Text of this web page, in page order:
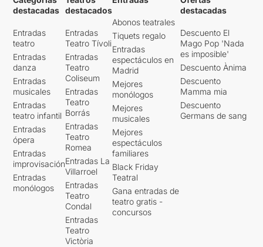
destacadas
Entradas
teatro
Entradas
danza
Entradas
musicales
Entradas
teatro infantil
Entradas
ópera
Entradas
improvisación
Entradas
monólogos
destacados
Entradas
Teatro Tívoli
Entradas
Teatro
Coliseum
Entradas
Teatro
Borrás
Entradas
Teatro
Romea
Entradas La
Villarroel
Entradas
Teatro
Condal
Entradas
Teatro
Victòria
Abonos teatrales
Tiquets regalo
Entradas
espectáculos en
Madrid
Mejores
monólogos
Mejores
musicales
Mejores
espectáculos
familiares
Black Friday
Teatral
Gana entradas de
teatro gratis -
concursos
destacadas
Descuento El
Mago Pop 'Nada
es imposible'
Descuento Ànima
Descuento
Mamma mia
Descuento
Germans de sang